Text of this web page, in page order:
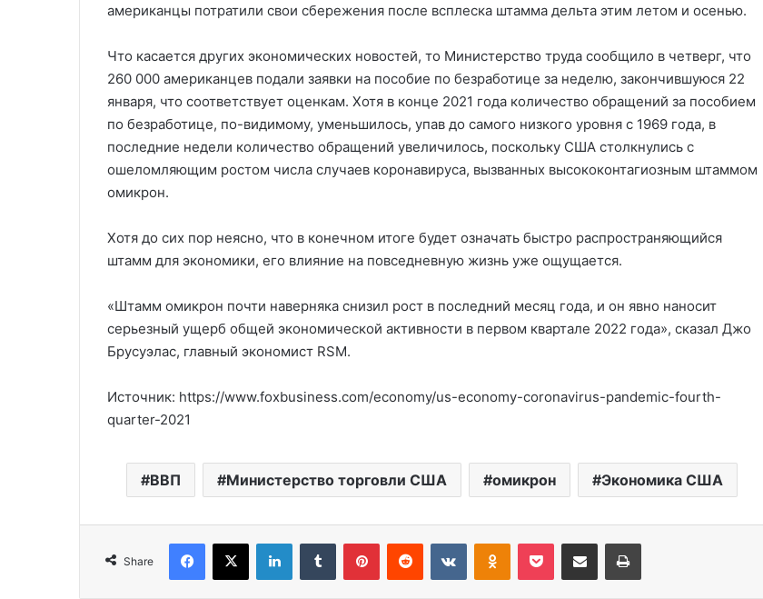
американцы потратили свои сбережения после всплеска штамма дельта этим летом и осенью.
Что касается других экономических новостей, то Министерство труда сообщило в четверг, что
260 000 американцев подали заявки на пособие по безработице за неделю, закончившуюся 22
января, что соответствует оценкам. Хотя в конце 2021 года количество обращений за пособием
по безработице, по-видимому, уменьшилось, упав до самого низкого уровня с 1969 года, в
последние недели количество обращений увеличилось, поскольку США столкнулись с
ошеломляющим ростом числа случаев коронавируса, вызванных высококонтагиозным штаммом
омикрон.
Хотя до сих пор неясно, что в конечном итоге будет означать быстро распространяющийся
штамм для экономики, его влияние на повседневную жизнь уже ощущается.
«Штамм омикрон почти наверняка снизил рост в последний месяц года, и он явно наносит
серьезный ущерб общей экономической активности в первом квартале 2022 года», сказал Джо
Брусуэлас, главный экономист RSM.
Источник: https://www.foxbusiness.com/economy/us-economy-coronavirus-pandemic-fourth-
quarter-2021
ВВП Министерство торговли США омикрон Экономика США
Share
Пляжный домик в Северной
Каролине, где Билл Гейтс и его
проводили долгие выходные, теперь
доступен для сдачи в аренду для
отдыха
Курсы бухгалтера в США